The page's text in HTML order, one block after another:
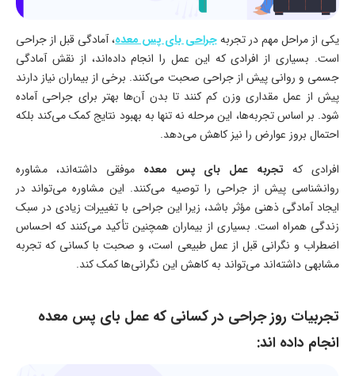
یکی از مراحل مهم در تجربهجراحی بای پس معده، آمادگی قبل از جراحی
است. بسیاری از افرادی که این عمل را انجام داده‌اند، از نقش آمادگی
جسمی و روانی پیش از جراحی صحبت می‌کنند. برخی از بیماران نیاز دارند
پیش از عمل مقداری وزن کم کنند تا بدن آن‌ها بهتر برای جراحی آماده
شود. بر اساس تجربه‌ها، این مرحله نه تنها به بهبود نتایج کمک می‌کند بلکه
احتمال بروز عوارض را نیز کاهش می‌دهد.
افرادی که تجربه عمل بای پس معده موفقی داشته‌اند، مشاوره
روانشناسی پیش از جراحی را توصیه می‌کنند. این مشاوره می‌تواند در
ایجاد آمادگی ذهنی مؤثر باشد، زیرا این جراحی با تغییرات زیادی در سبک
زندگی همراه است. بسیاری از بیماران همچنین تأکید می‌کنند که احساس
اضطراب و نگرانی قبل از عمل طبیعی است، و صحبت با کسانی که تجربه
مشابهی داشته‌اند می‌تواند به کاهش این نگرانی‌ها کمک کند.
تجربیات روز جراحی در کسانی که عمل بای پس معده
انجام داده اند: